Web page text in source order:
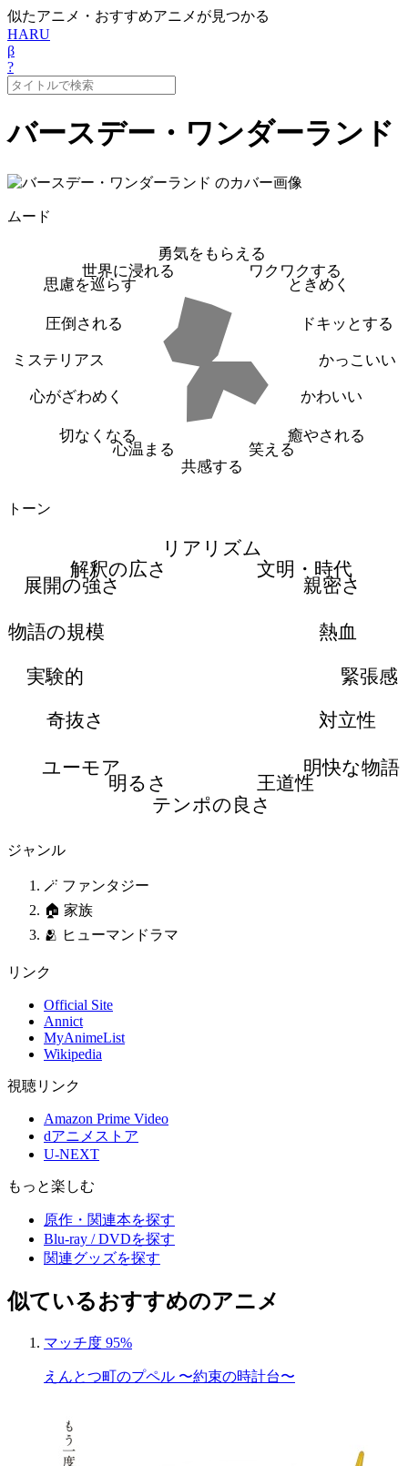
似たアニメ・おすすめアニメが見つかる
HARU
β
?
バースデー・ワンダーランド
ムード
勇気をもらえる
ワクワクする
ときめく
ドキッとする
かっこいい
かわいい
癒やされる
笑える
共感する
心温まる
切なくなる
心がざわめく
ミステリアス
圧倒される
思慮を巡らす
世界に浸れる
トーン
リアリズム
文明・時代
親密さ
熱血
緊張感
対立性
明快な物語
王道性
テンポの良さ
明るさ
ユーモア
奇抜さ
実験的
物語の規模
展開の強さ
解釈の広さ
ジャンル
🪄 ファンタジー
🏠 家族
🫂 ヒューマンドラマ
リンク
Official Site
Annict
MyAnimeList
Wikipedia
視聴リンク
Amazon Prime Video
dアニメストア
U-NEXT
もっと楽しむ
原作・関連本を探す
Blu-ray / DVDを探す
関連グッズを探す
似ているおすすめのアニメ
マッチ度 95%
えんとつ町のプペル 〜約束の時計台〜